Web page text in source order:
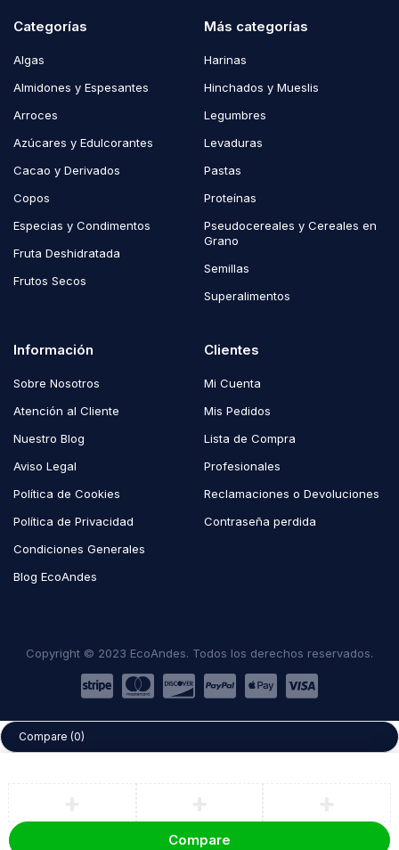
Categorías
Algas
Almidones y Espesantes
Arroces
Azúcares y Edulcorantes
Cacao y Derivados
Copos
Especias y Condimentos
Fruta Deshidratada
Frutos Secos
Más categorías
Harinas
Hinchados y Mueslis
Legumbres
Levaduras
Pastas
Proteínas
Pseudocereales y Cereales en
Grano
Semillas
Superalimentos
Información
Sobre Nosotros
Atención al Cliente
Nuestro Blog
Aviso Legal
Política de Cookies
Política de Privacidad
Condiciones Generales
Blog EcoAndes
Clientes
Mi Cuenta
Mis Pedidos
Lista de Compra
Profesionales
Reclamaciones o Devoluciones
Contraseña perdida
Copyright © 2023 EcoAndes. Todos los derechos reservados.
Compare (0)
Compare